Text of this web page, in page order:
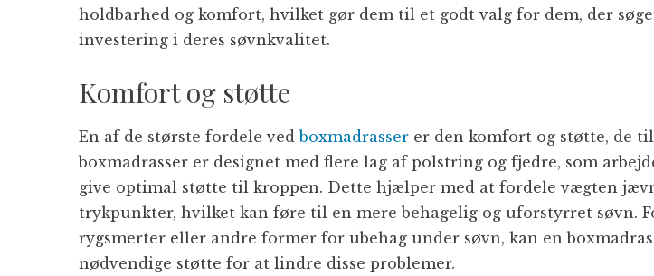
holdbarhed og komfort, hvilket gør dem til et godt valg for dem, der
investering i deres søvnkvalitet.
Komfort og støtte
En af de største fordele vedboxmadrasser er den komfort og støtte, de
boxmadrasser er designet med flere lag af polstring og fjedre, som
give optimal støtte til kroppen. Dette hjælper med at fordele vægten
trykpunkter, hvilket kan føre til en mere behagelig og uforstyrret søvn.
rygsmerter eller andre former for ubehag under søvn, kan en
nødvendige støtte for at lindre disse problemer.